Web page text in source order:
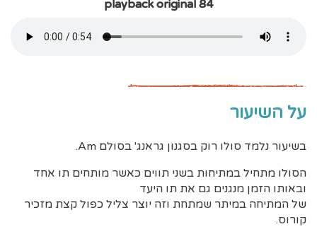
playback original 84
על השיעור
בשיעור נלמד סולו רוק בסגנון גראנג' בסולם Am.
הסולו מתחיל במתיחות בשני תווים כאשר מותחים תו אחד
ובאותו הזמן מנגנים גם את תו היעד
של המתיחה במיתר שמתחת וזה יוצר צליל כפול קצת מזכיר
קורוס.